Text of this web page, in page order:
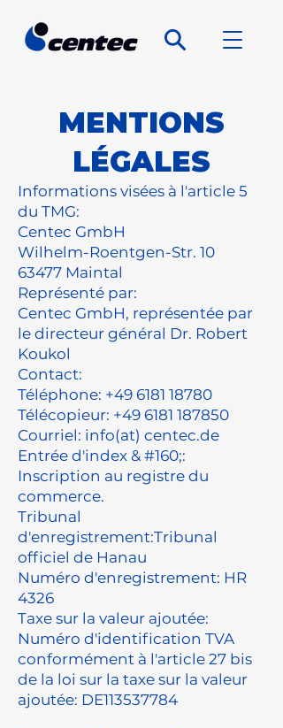
MENTIONS
LÉGALES
Informations visées à l'article 5
du TMG:
Centec GmbH
Wilhelm-Roentgen-Str. 10
63477 Maintal
Représenté par:
Centec GmbH, représentée par
le directeur général Dr. Robert
Koukol
Contact:
Téléphone: +49 6181 18780
Télécopieur: +49 6181 187850
Courriel: info(at) centec.de
Entrée d'index & #160;:
Inscription au registre du
commerce.
Tribunal
d'enregistrement:Tribunal
officiel de Hanau
Numéro d'enregistrement: HR
4326
Taxe sur la valeur ajoutée:
Numéro d'identification TVA
conformément à l'article 27 bis
de la loi sur la taxe sur la valeur
ajoutée: DE113537784